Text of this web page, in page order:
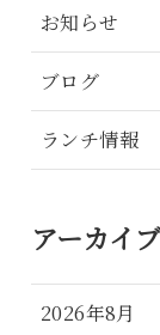
お知らせ
ブログ
ランチ情報
アーカイブ
2026年8月